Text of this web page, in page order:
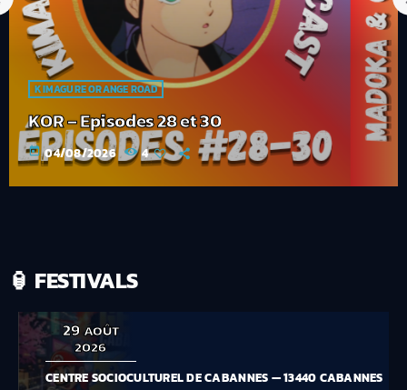
KIMAGURE ORANGE ROAD
KOR – Episodes 26 et 27
today 04/08/2026 4
🏮 FESTIVALS
29 AOÛT
2026
CENTRE SOCIOCULTUREL DE CABANNES — 13440 CABANNES